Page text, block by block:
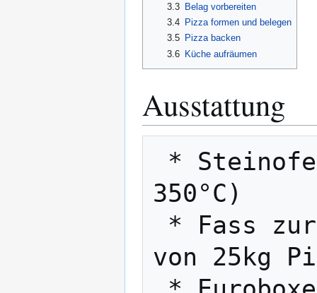
3.3
Belag vorbereiten
3.4
Pizza formen und belegen
3.5
Pizza backen
3.6 Küche aufräumen
Ausstattung
350°C)
von 25kg